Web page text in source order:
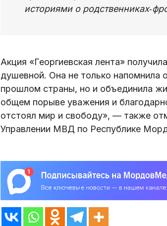
историями о
Акция «Георгиевская лента»
душевной. Она не только напомнила
прошлом страны, но и объединила
общем порыве уважения и
отстоял мир и свободу», — также
Управлении МВД по Республике